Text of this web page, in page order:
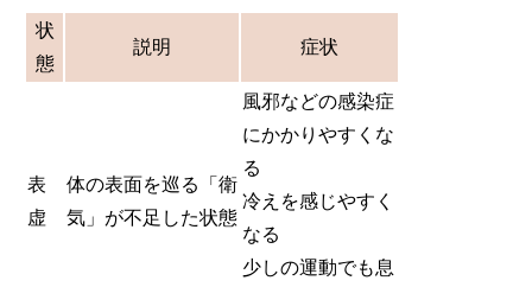
状
態
説明 症状
表
虚
体の表面を巡る「衛
気」が不足した状態
風邪などの感染症
にかかりやすくな
る
冷えを感じやすく
なる
少しの運動でも息